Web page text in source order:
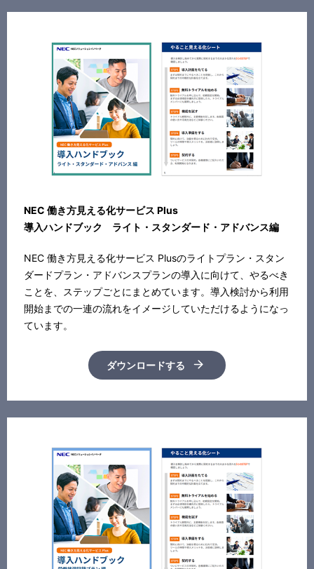
NEC 働き方見える化サービス Plus
導入ハンドブック ライト・スタンダード・アドバンス編
NEC 働き方見える化サービス Plusのライトプラン・スタン
ダードプラン・アドバンスプランの導入に向けて、やるべき
ことを、ステップごとにまとめています。導入検討から利用
開始までの一連の流れをイメージしていただけるようになっ
ています。
ダウンロードする